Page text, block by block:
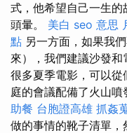
式，他希望自己一生
頭暈。 美白 seo 意思
點 另一方面，如果我
來），我們建議沙發
很多夏季電影，可以
庭的會議配備了火山噴
助餐 台胞證高雄 抓姦
做的事情的靴子清單，